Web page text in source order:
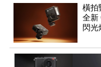
橫拍
全新
閃光